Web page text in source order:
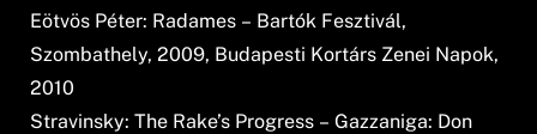
Eötvös Péter: Radames – Bartók Fesztivál,
Szombathely, 2009, Budapesti Kortárs Zenei Napok,
2010
Stravinsky: The Rake’s Progress – Gazzaniga: Don